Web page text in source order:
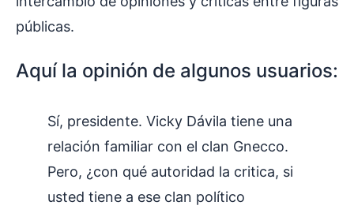
públicas.
Aquí la opinión de algunos usuarios:
Sí, presidente. Vicky Dávila tiene una
relación familiar con el clan Gnecco.
Pero, ¿con qué autoridad la critica, si
usted tiene a ese clan político